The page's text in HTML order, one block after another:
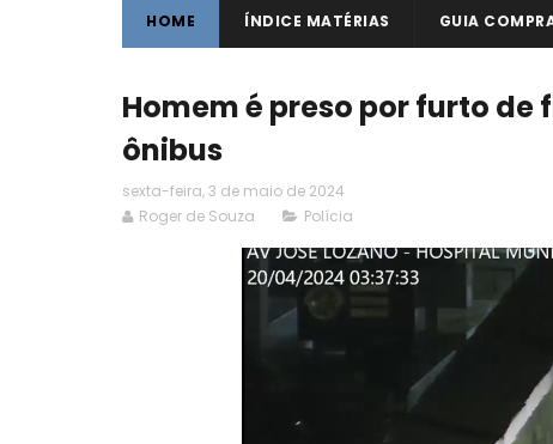
HOME ÍNDICE MATÉRIAS GUIA
Homem é preso por furto
ônibus
sexta-feira, 3 de maio de 2024
Roger de Souza
Polícia